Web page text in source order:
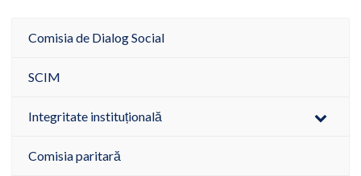
Comisia de Dialog Social
SCIM
Integritate instituțională
Comisia paritară